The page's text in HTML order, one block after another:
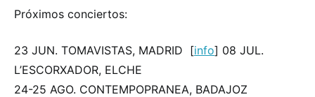
Próximos conciertos:
23 JUN. TOMAVISTAS, MADRID [info] 08 JUL.
L’ESCORXADOR, ELCHE
24-25 AGO. CONTEMPOPRANEA, BADAJOZ